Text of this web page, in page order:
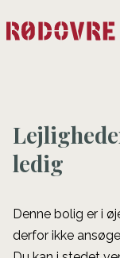
ledig
Denne bolig er i
derfor ikke